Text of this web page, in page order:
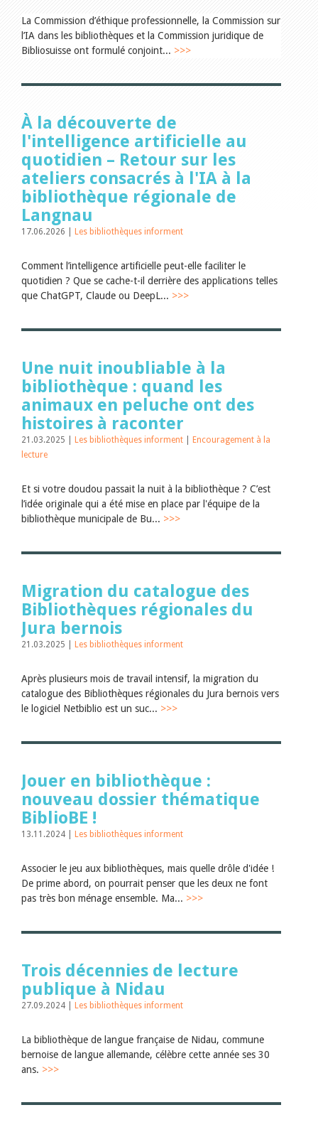
Du monde entier
A lire
Tous les tags
Julie Greub
Sibylle Birrer
Javier Lopez
Andrea Grichting
Maria Aellig-Abate
Aline Yeretzian
Markus Jost
Markus Keel
Blaise Humbert-Droz
Brigitte Burri
Tous les auteurs
Archives
Décembre 2025
Novembre 2025
Septembre 2025
Juillet 2025
Juin 2025
Mars 2025
Février 2025
Janvier 2025
2023
2022
2020
2018
2015
2014
2012
La Commission d’éthique professionnelle, la Commission sur
l’IA dans les bibliothèques et la Commission juridique de
Bibliosuisse ont formulé conjoint... >>>
À la découverte de
l'intelligence artificielle au
quotidien – Retour sur les
ateliers consacrés à l'IA à la
bibliothèque régionale de
Langnau
17.06.2026 | Les bibliothèques informent
Comment l’intelligence artificielle peut-elle faciliter le
quotidien ? Que se cache-t-il derrière des applications telles
que ChatGPT, Claude ou DeepL... >>>
Une nuit inoubliable à la
bibliothèque : quand les
animaux en peluche ont des
histoires à raconter
21.03.2025 | Les bibliothèques informent
Encouragement à la
lecture
Et si votre doudou passait la nuit à la bibliothèque ? C’est
l’idée originale qui a été mise en place par l'équipe de la
bibliothèque municipale de Bu... >>>
Migration du catalogue des
Bibliothèques régionales du
Jura bernois
21.03.2025 | Les bibliothèques informent
Après plusieurs mois de travail intensif, la migration du
catalogue des Bibliothèques régionales du Jura bernois vers
le logiciel Netbiblio est un suc... >>>
Jouer en bibliothèque :
nouveau dossier thématique
BiblioBE !
13.11.2024 | Les bibliothèques informent
Associer le jeu aux bibliothèques, mais quelle drôle d'idée !
De prime abord, on pourrait penser que les deux ne font
pas très bon ménage ensemble. Ma... >>>
Trois décennies de lecture
publique à Nidau
27.09.2024 | Les bibliothèques informent
La bibliothèque de langue française de Nidau, commune
bernoise de langue allemande, célèbre cette année ses 30
ans. >>>